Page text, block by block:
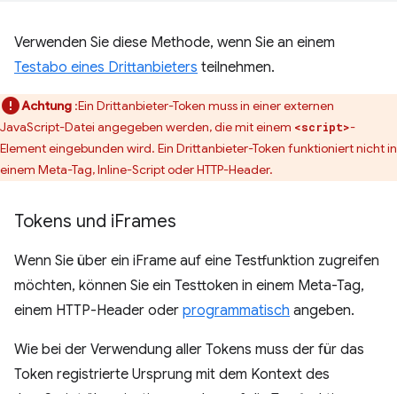
Verwenden Sie diese Methode, wenn Sie an einem
Testabo eines Drittanbieters teilnehmen.
Achtung :Ein Drittanbieter-Token muss in einer externen
JavaScript-Datei angegeben werden, die mit einem <script>-
Element eingebunden wird. Ein Drittanbieter-Token funktioniert nicht in
einem Meta-Tag, Inline-Script oder HTTP-Header.
Tokens und iFrames
Wenn Sie über ein iFrame auf eine Testfunktion zugreifen
möchten, können Sie ein Testtoken in einem Meta-Tag,
einem HTTP-Header oder programmatisch angeben.
Wie bei der Verwendung aller Tokens muss der für das
Token registrierte Ursprung mit dem Kontext des